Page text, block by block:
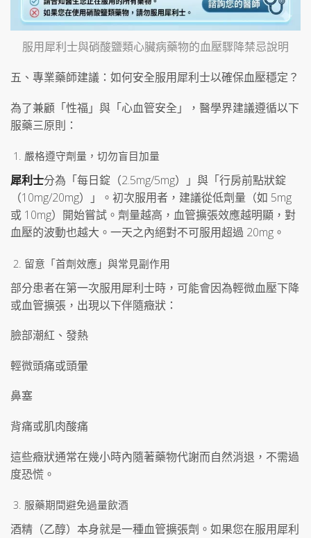
服用犀利士與硝酸鹽類心臟病藥物的血壓驟降禁忌說明
五、專業藥師建議：如何安全服用犀利士以確保血壓穩定？
為了兼顧「性福」與「心血管安全」，醫學界建議遵循以下
服藥三原則：
嚴格遵守劑量，切勿盲目加量
犀利士分為「每日錠（2.5mg/5mg）」與「行房前點狀錠
（10mg/20mg）」。初次服用者，建議從低劑量（如 5mg
或 10mg）開始嘗試。劑量越高，血管擴張效應越明顯，對
血壓的波動也越大。一天之內絕對不可服用超過 20mg。
留意「首劑效應」與常見副作用
部分患者在第一次服用犀利士時，可能會因為輕微血壓下降
或血管擴張，出現以下伴隨癥狀：
臉部潮紅、發熱
輕微頭痛或頭暈
鼻塞
背痛或肌肉酸痛
這些癥狀通常在幾小時內隨著藥物代謝而自然消退，不需過
度恐慌。
服藥期間避免過量飲酒
酒精（乙醇）本身就是一種血管擴張劑。如果您在服用犀利